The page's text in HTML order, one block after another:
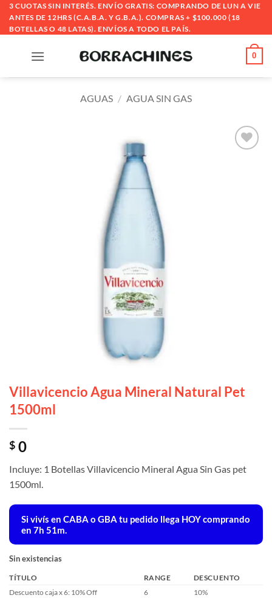
Saltar
contenido
3 CUOTAS SIN INTERÉS. ENVÍO GRATIS: COMPRANDO DE LUN A VIE
ANTES DE 12HRS (C.A.B.A. Y G.B.A.). COMPRAS + $100.000 (18
BOTELLAS O 48 LATAS). ENVÍOS A TODO EL PAÍS.
0
AGUAS / AGUA SIN GAS
Villavicencio Agua Mineral Natural Pet
1500ml
$ 0
Incluye: 1 Botellas Villavicencio Mineral Agua Sin Gas pet
1500ml.
Si vivís en CABA o GBA tu pedido llega HOYcomprando
en 7h 51m.
Sin existencias
TÍTULO RANGE
DESCUENTO
Descuento caja x 6: 10% Off
6 10%